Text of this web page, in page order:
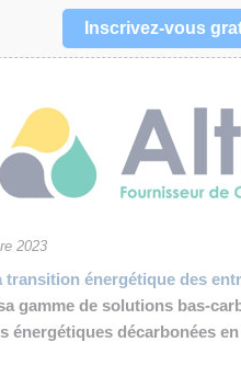
• INTEGRATION
• FORMATION
• IMMOBILIER
• INTRALOGISTIQUE
👉 INSCRIRE SA SOCIÉTÉ
Inscrivez-vous
2023
transition énergétique des
gamme de solutions bas-
énergétiques décarbonées en